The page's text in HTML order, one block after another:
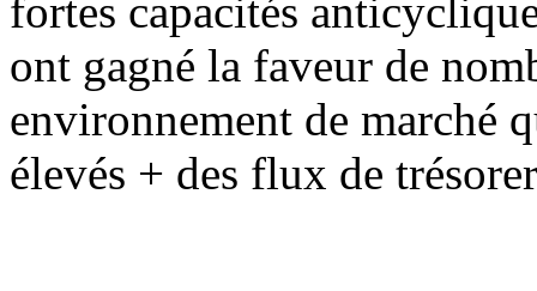
fortes capacités
ont gagné la faveur de
environnement de marché
élevés + des flux de